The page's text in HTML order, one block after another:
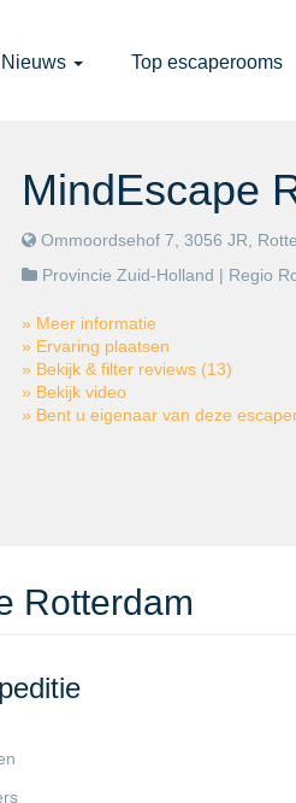
Nieuws Top escaperooms
MindEscape
Ommoordsehof 7, 3056 JR,
Provincie Zuid-Holland | Regio
» Meer informatie
» Ervaring plaatsen
» Bekijk & filter reviews (13)
» Bekijk video
» Bent u eigenaar van deze
Rotterdam